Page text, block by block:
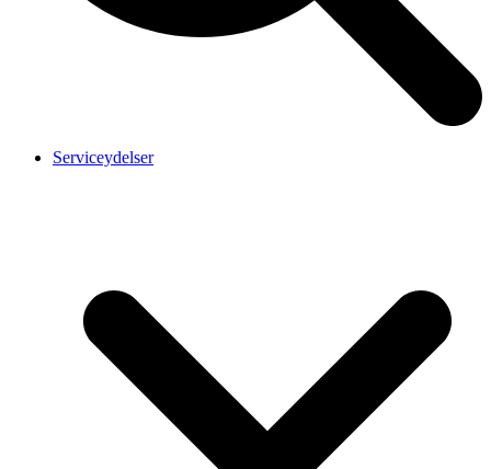
Serviceydelser